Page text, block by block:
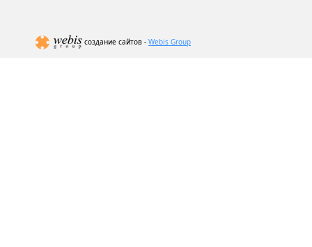
создание сайтов - Webis Group